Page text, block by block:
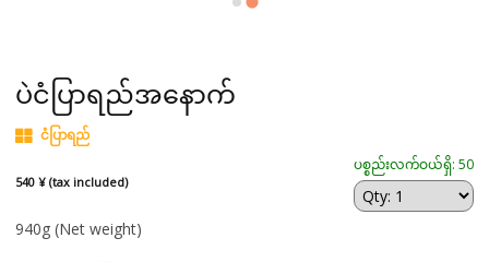
ပဲငံပြာရည်အနောက်
ငံပြာရည်
540 ¥ (tax included)
ပစ္စည်းလက်ဝယ်ရှိ: 50
940g (Net weight)